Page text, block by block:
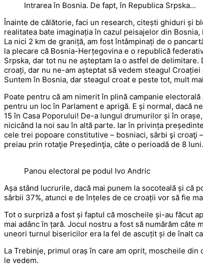
Intrarea în Bosnia. De fapt, în Republica Srpska…
Înainte de călătorie, faci un research, citești ghiduri și
realitatea bate imaginația în cazul peisajelor din
La nici 2 km de graniță, am fost întâmpinați de o
la plecare că Bosnia-Herțegovina e o republică
Srpska, dar tot nu ne așteptam la o astfel de
croați, dar nu ne-am așteptat să vedem steagul
Suntem în Bosnia, dar steagul croat e peste tot, mult
Poate pentru că am nimerit în plină campanie
pentru un loc în Parlament e aprigă. E și normal, dacă
15 în Casa Poporului! De-a lungul drumurilor și în
nicicând la noi sau în altă parte. Iar în privința
cele trei popoare constitutive – bosniaci, sârbi şi croaţi
preiau prin rotaţie Preşedinţia, câte o perioadă de 8 luni.
Panou electoral pe podul Ivo Andric
Așa stând lucrurile, dacă mai punem la socoteală și că
sârbii 37%, atunci e de înțeles de ce croații vor să fie
Tot o surpriză a fost și faptul că moscheile și-au făcut
mai adânc în țară. Jocul nostru a fost să numărăm
uneori turnul bisericilor era la fel de ascuțit și de înalt
La Trebinje, primul oraș în care am oprit, moscheile
le vedem.